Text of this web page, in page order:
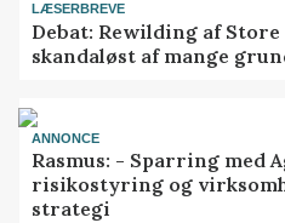
LÆSERBREVE
Debat: Rewilding af
skandaløst af mange
ANNONCE
Rasmus: - Sparring med
risikostyring og
strategi